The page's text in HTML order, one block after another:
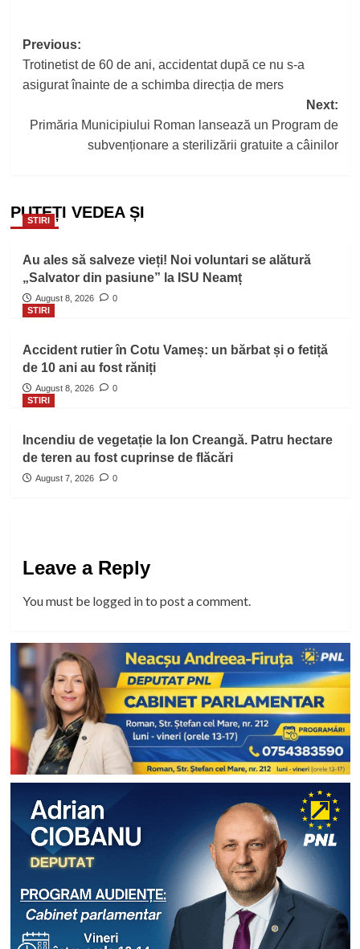
Post
navigation
Previous:
Trotinetist de 60 de ani, accidentat după ce nu s-a
asigurat înainte de a schimba direcția de mers
Next:
Primăria Municipiului Roman lansează un Program de
subvenționare a sterilizării gratuite a câinilor
PUTEȚI VEDEA ȘI
STIRI
Au ales să salveze vieți! Noi voluntari se alătură
„Salvator din pasiune” la ISU Neamț
August 8, 2026
0
STIRI
Accident rutier în Cotu Vameș: un bărbat și o fetiță
de 10 ani au fost răniți
August 8, 2026
0
STIRI
Incendiu de vegetație la Ion Creangă. Patru hectare
de teren au fost cuprinse de flăcări
August 7, 2026 0
Leave a Reply
You must be logged into post a comment.